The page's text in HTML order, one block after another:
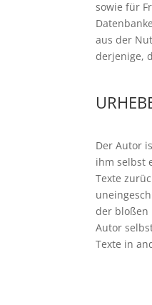
sowie für
aus der
derjenige,
Der Autor
ihm selbst
Texte
der bloßen
Autor
Texte in